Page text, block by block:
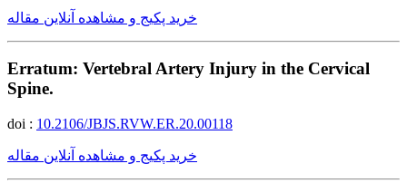
خرید پکیج و مشاهده آنلاین مقاله
Erratum: Vertebral Artery Injury in the Cervical
Spine.
doi : 10.2106/JBJS.RVW.ER.20.00118
خرید پکیج و مشاهده آنلاین مقاله